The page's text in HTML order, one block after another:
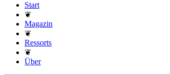
Start
❦
Magazin
❦
Ressorts
❦
Über